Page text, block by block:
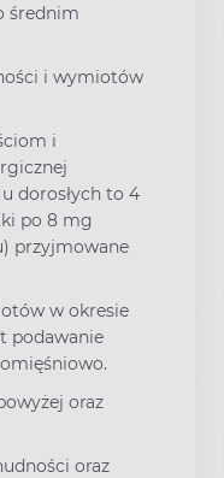
średnim
i wymiotów
i
dorosłych to 4
po 8 mg
przyjmowane
w okresie
podawanie
oraz
oraz